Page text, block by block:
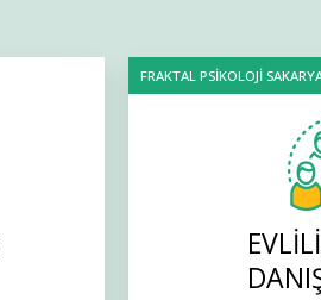
FRAKTAL PSİKOLOJİ